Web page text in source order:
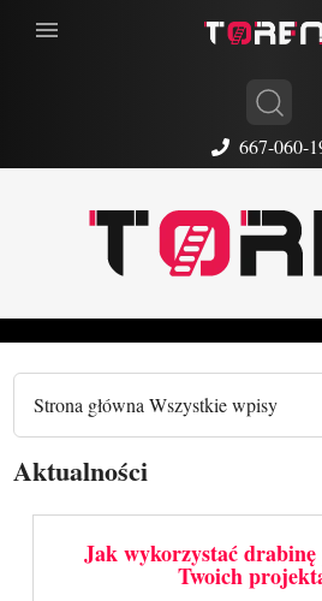
667-060-

Strona główna Wszystkie wpisy
Aktualności
Jak wykorzystać drabinę
Twoich